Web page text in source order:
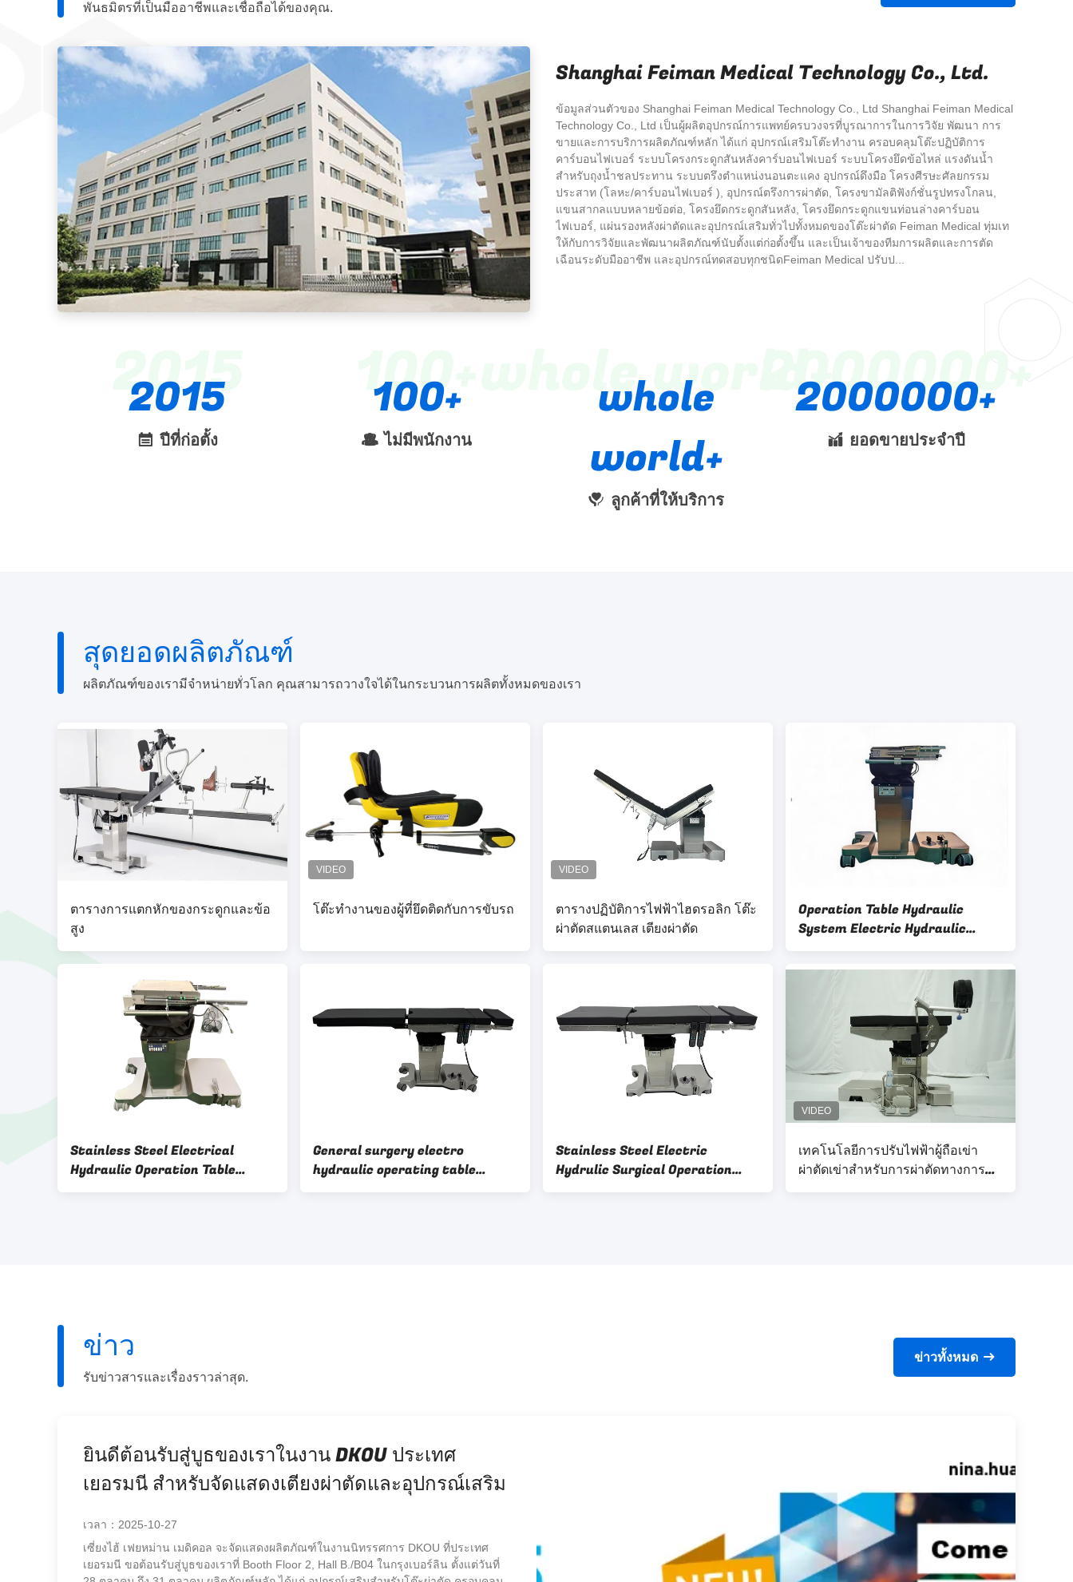
พันธมิตรที่เป็นมืออาชีพและเชื่อถือได้ของคุณ.
Shanghai Feiman Medical Technology Co., Ltd.
ข้อมูลส่วนตัวของ Shanghai Feiman Medical Technology Co., Ltd Shanghai Feiman Medical
Technology Co., Ltd เป็นผู้ผลิตอุปกรณ์การแพทย์ครบวงจรที่บูรณาการในการวิจัย พัฒนา การ
ขายและการบริการผลิตภัณฑ์หลัก ได้แก่ อุปกรณ์เสริมโต๊ะทำงาน ครอบคลุมโต๊ะปฏิบัติการ
คาร์บอนไฟเบอร์ ระบบโครงกระดูกสันหลังคาร์บอนไฟเบอร์ ระบบโครงยึดข้อไหล่ แรงดันน้ำ
สำหรับถุงน้ำชลประทาน ระบบตรึงตำแหน่งนอนตะแคง อุปกรณ์ดึงมือ โครงศีรษะศัลยกรรม
ประสาท (โลหะ/คาร์บอนไฟเบอร์ ), อุปกรณ์ตรึงการผ่าตัด, โครงขามัลติฟังก์ชั่นรูปทรงโกลน,
แขนสากลแบบหลายข้อต่อ, โครงยึดกระดูกสันหลัง, โครงยึดกระดูกแขนท่อนล่างคาร์บอน
ไฟเบอร์, แผ่นรองหลังผ่าตัดและอุปกรณ์เสริมทั่วไปทั้งหมดของโต๊ะผ่าตัด Feiman Medical ทุ่มเท
ให้กับการวิจัยและพัฒนาผลิตภัณฑ์นับตั้งแต่ก่อตั้งขึ้น และเป็นเจ้าของทีมการผลิตและการตัด
เฉือนระดับมืออาชีพ และอุปกรณ์ทดสอบทุกชนิดFeiman Medical ปรับป...
2015
2015
ปีที่ก่อตั้ง
100
100
ไม่มีพนักงาน
whole
world
whole world
ลูกค้าที่ให้บริการ
2000000
2000000
ยอดขายประจำปี
สุดยอดผลิตภัณฑ์
ผลิตภัณฑ์ของเรามีจำหน่ายทั่วโลก คุณสามารถวางใจได้ในกระบวนการผลิตทั้งหมดของเรา
ตารางการแตกหักของกระดูกและข้อ
สูง
โต๊ะทำงานของผู้ที่ยึดติดกับการขับรถ
ตารางปฏิบัติการไฟฟ้าไฮดรอลิก โต๊ะ
ผ่าตัดสแตนเลส เตียงผ่าตัด
Operation Table Hydraulic
System Electric Hydraulic
Electric Hydraulic Assembly
designed for operating theatre
Stainless Steel Electrical
Hydraulic Operation Table
General surgery electro
hydraulic operating table
Stainless Steel Electric
Hydrulic Surgical Operation
เทคโนโลยีการปรับไฟฟ้าผู้ถือเข่า
ผ่าตัดเข่าสำหรับการผ่าตัดทางการ
ข่าว
รับข่าวสารและเรื่องราวล่าสุด.
ข่าวทั้งหมด
ยินดีต้อนรับสู่บูธของเราในเยอรมนี Medica สําหรับ
การแสดงโต๊ะปฏิบัติการและอุปกรณ์เสริม
เวลา：2025-10-13
ชานไฮเฟย์แมน เมดิคอล จะแสดงผลิตภัณฑ์ในนิทรรศการแพทย์เยอรมนี ยินดีต้อนรับสู่บูธ
ของเราในบูธที่ 11 B73 ผลิตภัณฑ์หลัก ๆ คืออุปกรณ์เสริมโต๊ะปฏิบัติการ ครอบคลุมโต๊ะ